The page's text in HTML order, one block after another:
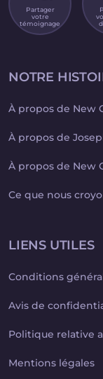
Partager
votre
témoignage
NOTRE
À propos de New
À propos de
À propos de New
Ce que nous
LIENS UTILES
Conditions
Avis de
Politique relative
Mentions légales